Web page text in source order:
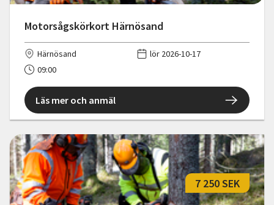
Motorsågskörkort Härnösand
Härnösand
lör 2026-10-17
09:00
Läs mer och anmäl
7 250 SEK